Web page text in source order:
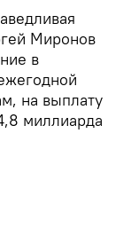
Миронов
в
на выплату
миллиарда